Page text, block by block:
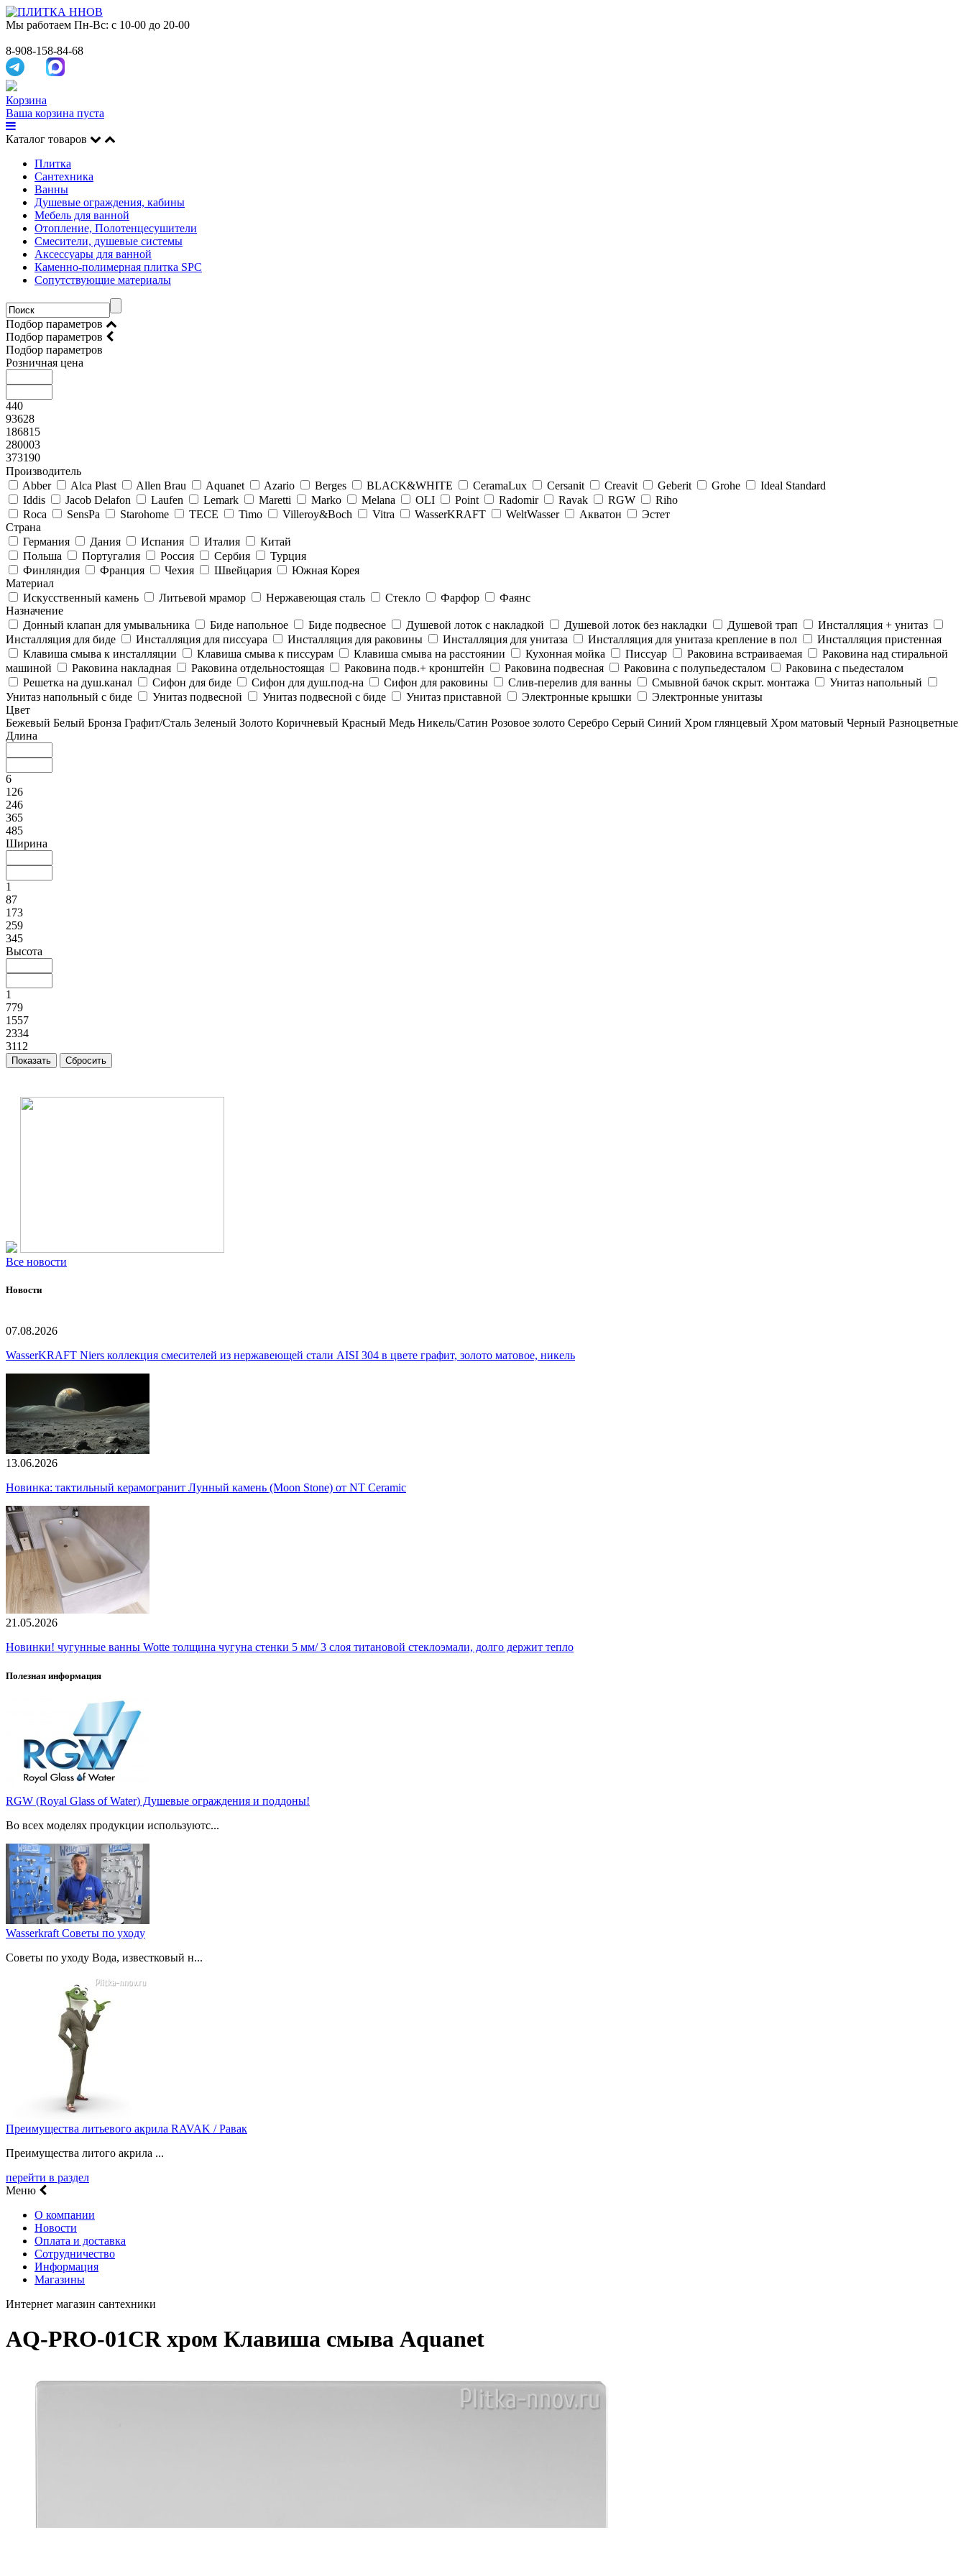
Мы работаем Пн-Вс: с 10-00 до 20-00
8-908-158-84-68
Корзина
Ваша корзина пуста
Каталог товаров
Плитка
Сантехника
Ванны
Душевые ограждения, кабины
Мебель для ванной
Отопление, Полотенцесушители
Смесители, душевые системы
Аксессуары для ванной
Каменно-полимерная плитка SPC
Сопутствующие материалы
Подбор параметров
Подбор параметров
Подбор параметров
Розничная цена
440
93628
186815
280003
373190
Производитель
Abber
Alca Plast Allen Brau Aquanet Azario Berges BLACK&WHITE CeramaLux Cersanit Creavit Geberit Grohe
Ideal Standard
Iddis
Jacob Delafon Laufen Lemark Maretti Marko Melana OLI Point Radomir Ravak RGW
Riho
Roca
SensPa Starohome TECE Timo Villeroy&Boсh Vitra WasserKRAFT WeltWasser Акватон
Эстет
Страна
Германия
Дания Испания Италия
Китай
Польша
Португалия Россия Сербия
Турция
Финляндия
Франция Чехия Швейцария
Южная Корея
Материал
Искусственный камень
Литьевой мрамор Нержавеющая сталь Стекло Фарфор
Фаянс
Назначение
Донный клапан для умывальника
Биде напольное Биде подвесное Душевой лоток с накладкой Душевой лоток без накладки Душевой трап
Инсталляция + унитаз
Инсталляция для биде
Инсталляция для писсуара Инсталляция для раковины Инсталляция для унитаза Инсталляция для унитаза крепление в пол
Инсталляция пристенная
Клавиша смыва к инсталляции
Клавиша смыва к писсурам Клавиша смыва на расстоянии Кухонная мойка Писсуар Раковина встраиваемая
Раковина над стиральной
машиной
Раковина накладная Раковина отдельностоящая Раковина подв.+ кронштейн Раковина подвесная Раковина с полупьедесталом
Раковина с пьедесталом
Решетка на душ.канал
Сифон для биде Сифон для душ.под-на Сифон для раковины Слив-перелив для ванны Смывной бачок скрыт. монтажа
Унитаз напольный
Унитаз напольный с биде
Унитаз подвесной Унитаз подвесной с биде Унитаз приставной Электронные крышки
Электронные унитазы
Цвет
Бежевый Белый Бронза Графит/Сталь Зеленый Золото Коричневый Красный Медь Никель/Сатин Розовое золото Серебро Серый Синий Хром глянцевый Хром матовый Черный Разноцветные
Длина
6
126
246
365
485
Ширина
1
87
173
259
345
Высота
1
779
1557
2334
3112
Все новости
Новости
07.08.2026
WasserKRAFT Niers коллекция смесителей из нержавеющей стали AISI 304 в цвете графит, золото матовое, никель
13.06.2026
Новинка: тактильный керамогранит Лунный камень (Moon Stone) от NT Ceramic
21.05.2026
Новинки! чугунные ванны Wotte толщина чугуна стенки 5 мм/ 3 слоя титановой стеклоэмали, долго держит тепло
Полезная информация
RGW (Royal Glass of Water) Душевые ограждения и поддоны!
Во всех моделях продукции используютс...
Wasserkraft Советы по уходу
Советы по уходу Вода, известковый н...
Преимущества литьевого акрила RAVAK / Равак
Преимущества литого акрила ...
перейти в раздел
Меню
О компании
Новости
Оплата и доставка
Сотрудничество
Информация
Магазины
Интернет магазин сантехники
AQ-PRO-01CR хром Клавиша смыва Aquanet